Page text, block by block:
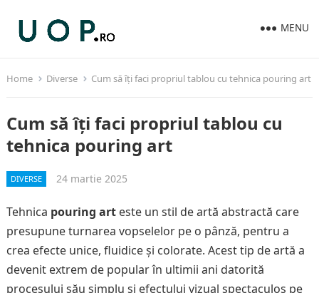
MENU
Home Diverse Cum să îți faci propriul tablou cu tehnica pouring art
Cum să îți faci propriul tablou cu
tehnica pouring art
DIVERSE 24 martie 2025
Tehnica pouring arteste un stil de artă abstractă care
presupune turnarea vopselelor pe o pânză, pentru a
crea efecte unice, fluidice și colorate. Acest tip de artă a
devenit extrem de popular în ultimii ani datorită
procesului său simplu și efectului vizual spectaculos pe